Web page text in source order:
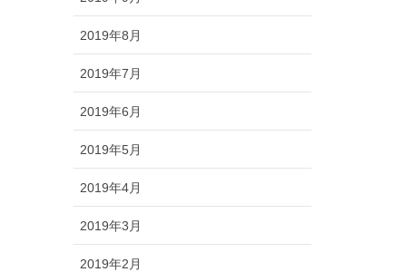
2019年8月
2019年7月
2019年6月
2019年5月
2019年4月
2019年3月
2019年2月